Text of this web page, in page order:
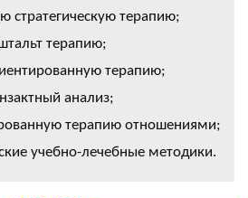
стратегическую терапию;
терапию;
терапию;
анализ;
терапию отношениями;
учебно-лечебные методики.